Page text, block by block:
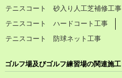
テニスコート 砂入り人工芝補修工事
テニスコート ハードコート工事
テニスコート 防球ネット工事
ゴルフ場及びゴルフ練習場の関連施工